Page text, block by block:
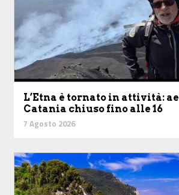
L’Etna è tornato in attività:
Catania chiuso fino alle 16
7 Agosto 2026